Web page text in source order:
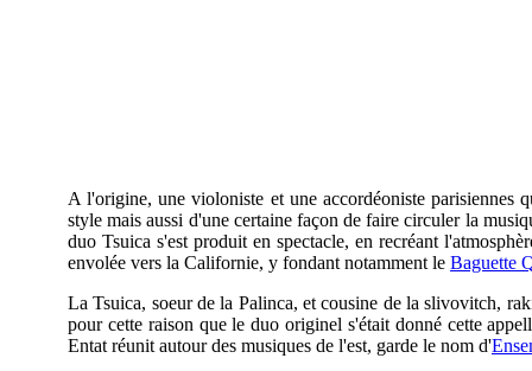
A l'origine, une violoniste et une accordéoniste parisiennes
style mais aussi d'une certaine façon de faire circuler la
duo Tsuica s'est produit en spectacle, en recréant
envolée vers la Californie, y fondant notamment le Baguette
La Tsuica, soeur de la Palinca, et cousine de la slivovitch,
pour cette raison que le duo originel s'était donné cette
Entat réunit autour des musiques de l'est, garde le nom d'